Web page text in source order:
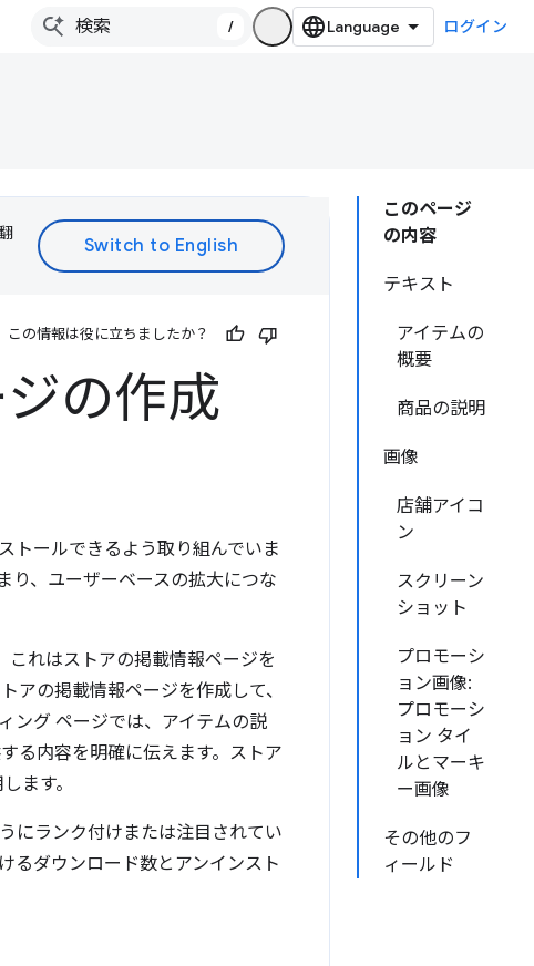
/ ログイン
このページ
の内容
テキスト
アイテムの
概要
商品の説明
画像
店舗アイコ
ン
スクリーン
ショット
プロモーシ
ョン画像:
プロモーシ
ョン タイ
ルとマーキ
ー画像
その他のフ
ィールド
この情報は役に立ちましたか？
の作成
トールできるよう取り組んでいま
り、ユーザーベースの拡大につな
れはストアの掲載情報ページを
アの掲載情報ページを作成して、
ング ページでは、アイテムの説
る内容を明確に伝えます。ストア
ます。
にランク付けまたは注目されてい
るダウンロード数とアンインスト